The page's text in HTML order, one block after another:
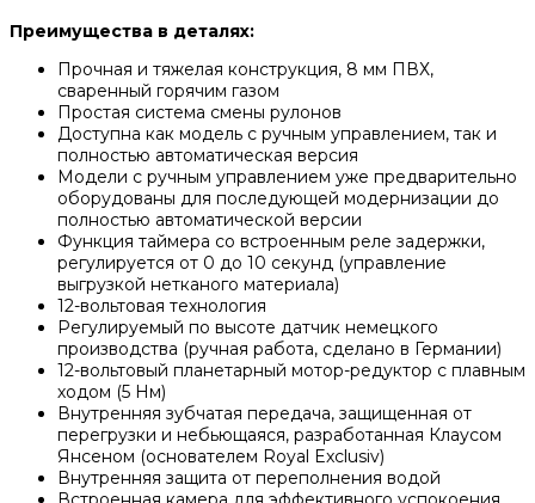
Преимущества в деталях:
Прочная и тяжелая конструкция, 8 мм ПВХ,
сваренный горячим газом
Простая система смены рулонов
Доступна как модель с ручным управлением, так и
полностью автоматическая версия
Модели с ручным управлением уже предварительно
оборудованы для последующей модернизации до
полностью автоматической версии
Функция таймера со встроенным реле задержки,
регулируется от 0 до 10 секунд (управление
выгрузкой нетканого материала)
12-вольтовая технология
Регулируемый по высоте датчик немецкого
производства (ручная работа, сделано в Германии)
12-вольтовый планетарный мотор-редуктор с плавным
ходом (5 Нм)
Внутренняя зубчатая передача, защищенная от
перегрузки и небьющаяся, разработанная Клаусом
Янсеном (основателем Royal Exclusiv)
Внутренняя защита от переполнения водой